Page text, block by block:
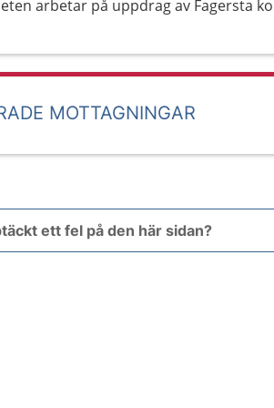
arbetar på uppdrag av Fagersta
MOTTAGNINGAR
ett fel på den här sidan?